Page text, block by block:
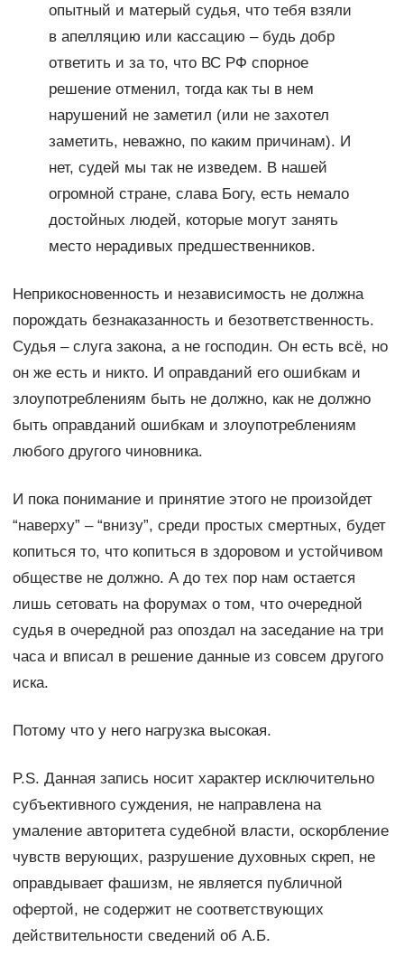
опытный и матерый судья, что тебя взяли
в апелляцию или кассацию – будь добр
ответить и за то, что ВС РФ спорное
решение отменил, тогда как ты в нем
нарушений не заметил (или не захотел
заметить, неважно, по каким причинам). И
нет, судей мы так не изведем. В нашей
огромной стране, слава Богу, есть немало
достойных людей, которые могут занять
место нерадивых предшественников.
Неприкосновенность и независимость не должна
порождать безнаказанность и безответственность.
Судья – слуга закона, а не господин. Он есть всё, но
он же есть и никто. И оправданий его ошибкам и
злоупотреблениям быть не должно, как не должно
быть оправданий ошибкам и злоупотреблениям
любого другого чиновника.
И пока понимание и принятие этого не произойдет
“наверху” – “внизу”, среди простых смертных, будет
копиться то, что копиться в здоровом и устойчивом
обществе не должно. А до тех пор нам остается
лишь сетовать на форумах о том, что очередной
судья в очередной раз опоздал на заседание на три
часа и вписал в решение данные из совсем другого
иска.
Потому что у него нагрузка высокая.
P.S. Данная запись носит характер исключительно
субъективного суждения, не направлена на
умаление авторитета судебной власти, оскорбление
чувств верующих, разрушение духовных скреп, не
оправдывает фашизм, не является публичной
офертой, не содержит не соответствующих
действительности сведений об А.Б.